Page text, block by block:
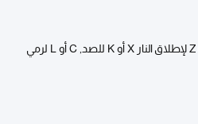
الأسهم أو A W S D للإتجاهات J أو Z لإطلاق النار X أو K للصد, C أو L لرمي